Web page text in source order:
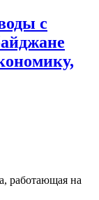
с
работающая на